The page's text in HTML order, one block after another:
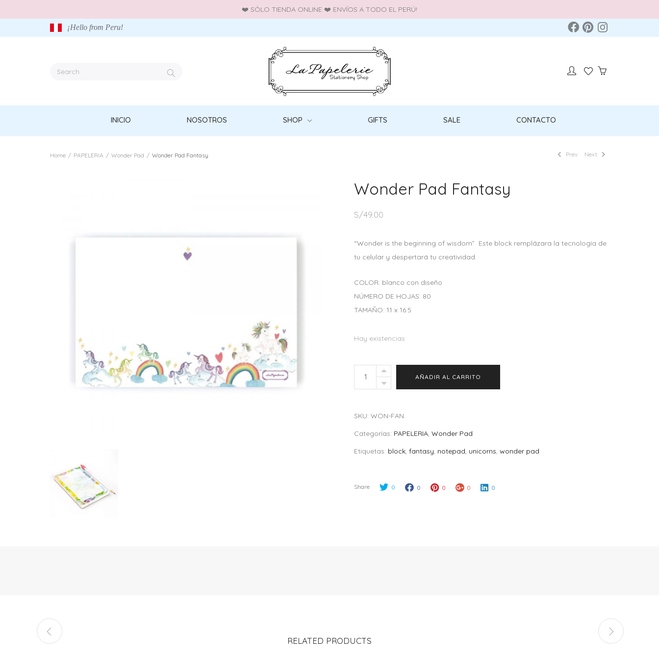
❤️ SÓLO TIENDA ONLINE ❤️ ENVÍOS A TODO EL PERÚ!
¡Hello from Peru!
INICIO NOSOTROS SHOP GIFTS SALE CONTACTO
Prev Next
Home / PAPELERIA / Wonder Pad / Wonder Pad Fantasy
Wonder Pad Fantasy
S/49.00
“Wonder is the beginning of wisdom” Este block remplázara la tecnología de
tu celular y despertará tu creatividad.
COLOR: blanco con diseño
NÚMERO DE HOJAS: 80
TAMAÑO: 11 x 16.5
Hay existencias
quantity
AÑADIR AL CARRITO
SKU:WON-FAN
Categorías: PAPELERIA,Wonder Pad
Etiquetas: block,fantasy, notepad, unicorns,wonder pad
Share 0 0 0 0 0
RELATED PRODUCTS